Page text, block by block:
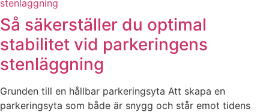
Så säkerställer du optimal
stabilitet vid parkeringens
stenläggning
Grunden till en hållbar parkeringsyta Att skapa en
parkeringsyta som både är snygg och står emot tidens